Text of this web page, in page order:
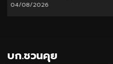
31/07/2026
บก.ชวนคุย